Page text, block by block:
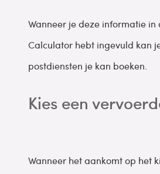
Wanneer je deze informatie in
Calculator hebt ingevuld kan
postdiensten je kan boeken.
Kies een
Wanneer het aankomt op het